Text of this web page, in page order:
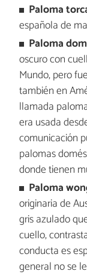
Paloma
española de
Paloma
oscuro con
Mundo, pero
también en
llamada
era usada
comunicación
palomas
donde tienen
Paloma
originaria de
gris azulado
cuello,
conducta es
general no se